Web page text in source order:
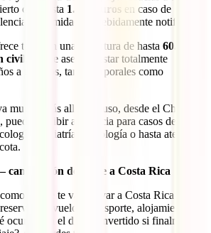
con hasta 1.500 euros en caso de
o intimidación debidamente notificado.
también una cobertura de hasta 60.000
civil
, que te asegura estar totalmente
a terceros, tanto corporales como
mucho más allá. Incluso, desde el Chat
puedes recibir asistencia para casos de
pediatría, psicología o hasta atención
cancelación del viaje a Costa Rica
el que te va a llevar a Costa Rica es
de vuelos, transporte, alojamiento y
ocurre con el dinero invertido si finalmente